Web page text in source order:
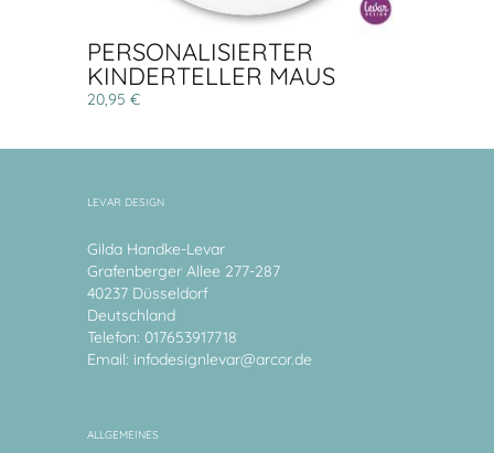
PERSONALISIERTER
KINDERTELLER MAUS
20,95 €
LEVAR DESIGN
Gilda Handke-Levar
Grafenberger Allee 277-287
40237 Düsseldorf
Deutschland
Telefon: 017653917718
Email: infodesignlevar@arcor.de
ALLGEMEINES